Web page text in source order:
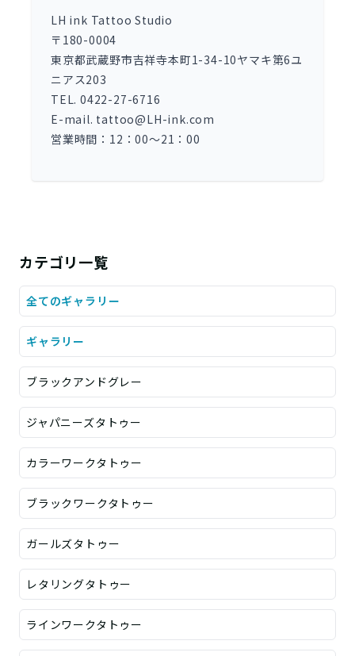
LH ink Tattoo Studio
〒180-0004
東京都武蔵野市吉祥寺本町1-34-10ヤマキ第6ユ
ニアス203
TEL. 0422-27-6716
E-mail. tattoo@LH-ink.com
営業時間：12：00～21：00
カテゴリ一覧
全てのギャラリー
ギャラリー
ブラックアンドグレー
ジャパニーズタトゥー
カラーワークタトゥー
ブラックワークタトゥー
ガールズタトゥー
レタリングタトゥー
ラインワークタトゥー